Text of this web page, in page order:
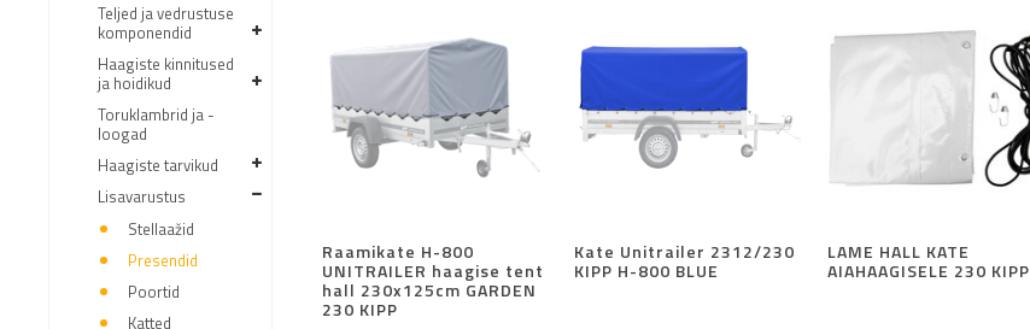
Teljed ja vedrustuse
komponendid
Haagiste kinnitused
ja hoidikud
Toruklambrid ja -
loogad
Haagiste tarvikud
Lisavarustus
Stellaažid
Presendid
Poortid
Katted
Raamikate H-800
UNITRAILER haagise tent
hall 230x125cm GARDEN
230 KIPP
Kate Unitrailer 2312/230
KIPP H-800 BLUE
LAME HALL KATE
AIAHAAGISELE 230 KIPP